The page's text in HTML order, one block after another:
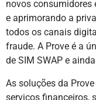
novos consumidores
e aprimorando a
todos os canais
fraude. A Prove é a
de SIM SWAP e
As soluções da
serviços financeiros,